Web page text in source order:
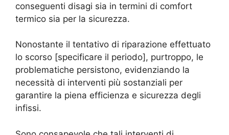
conseguenti disagi sia in termini di comfort
termico sia per la sicurezza.
Nonostante il tentativo di riparazione effettuato
lo scorso [specificare il periodo], purtroppo, le
problematiche persistono, evidenziando la
necessità di interventi più sostanziali per
garantire la piena efficienza e sicurezza degli
infissi.